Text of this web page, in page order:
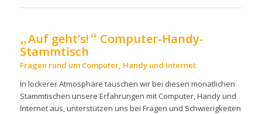
„Auf geht’s!“ Computer-Handy-
Stammtisch
Fragen rund um Computer, Handy und Internet
In lockerer Atmosphäre tauschen wir bei diesen monatlichen
Stammtischen unsere Erfahrungen mit Computer, Handy und
Internet aus, unterstützen uns bei Fragen und Schwierigkeiten